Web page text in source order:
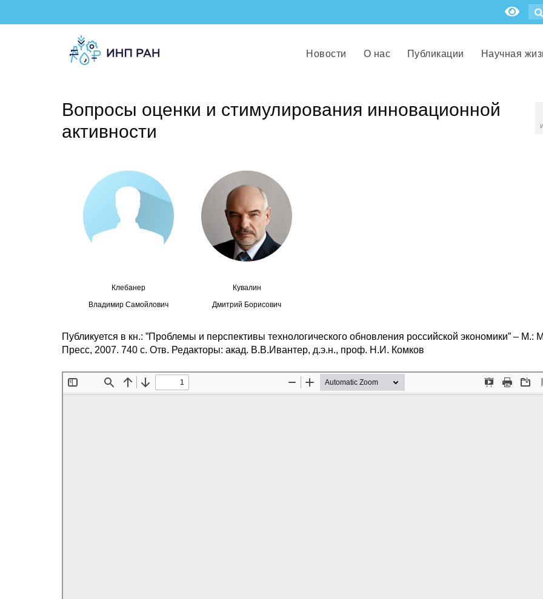
Новости О нас Публикации Научная
Вопросы оценки и стимулирования инновационной
активности
Клебанер
Владимир Самойлович
Кувалин
Дмитрий Борисович
Публикуется в кн.: ”Проблемы и перспективы технологического обновления российской экономики” – М.:
Пресс, 2007. 740 с. Отв. Редакторы: акад. В.В.Ивантер, д.э.н., проф. Н.И. Комков